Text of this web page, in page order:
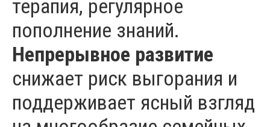
терапия, регулярное
пополнение знаний.
Непрерывное развитие
снижает риск выгорания и
поддерживает ясный взгляд